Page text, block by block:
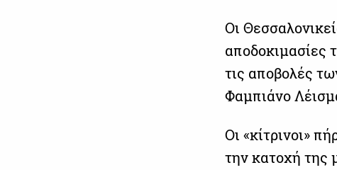
Οι
αποδοκιμασίες
τις αποβολές
Φαμπιάνο
Οι «κίτρινοι»
την κατοχή της